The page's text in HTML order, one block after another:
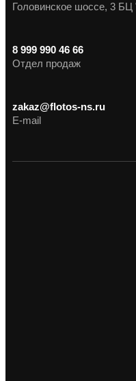
Головинское шоссе, 3 БЦ
8 999 990 46 66
Отдел продаж
zakaz@flotos-ns.ru
E-mail